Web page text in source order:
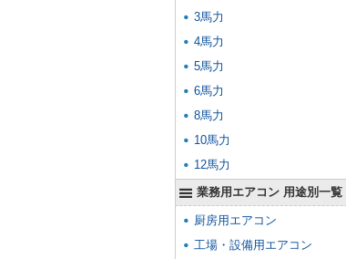
3馬力
4馬力
5馬力
6馬力
8馬力
10馬力
12馬力
業務用エアコン 用途別一覧
厨房用エアコン
工場・設備用エアコン